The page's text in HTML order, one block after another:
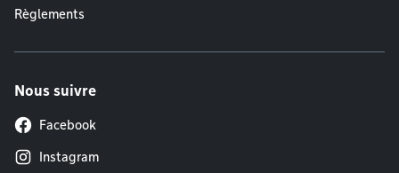
Règlements
Nous suivre
Facebook
Instagram